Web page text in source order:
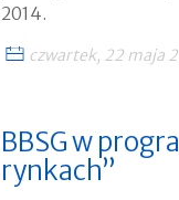
2014.
czwartek, 22 maja
BBSG w
rynkach”